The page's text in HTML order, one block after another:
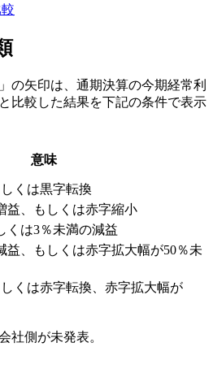
の矢印は、通期決算の今期経常利
比較した結果を下記の条件で表示
意味
くは黒字転換
益、もしくは赤字縮小
くは3％未満の減益
益、もしくは赤字拡大幅が50％未
くは赤字転換、赤字拡大幅が
社側が未発表。